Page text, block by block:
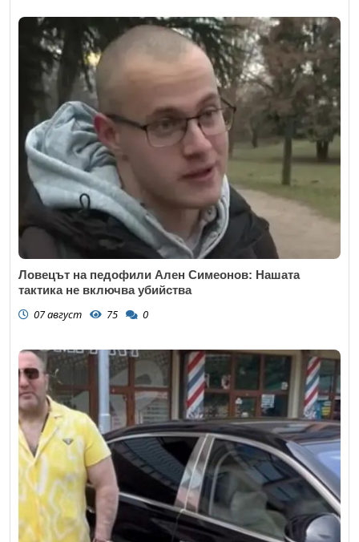
Ловецът на педофили Ален Симеонов: Нашата
тактика не включва убийства
07 август 75 0